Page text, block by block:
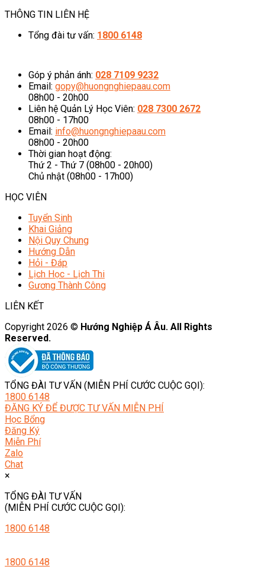
THÔNG TIN LIÊN HỆ
Tổng đài tư vấn: 1800 6148
Góp ý phản ánh: 028 7109 9232
Email: gopy@huongnghiepaau.com
08h00 - 20h00
Liên hệ Quản Lý Học Viên: 028 7300 2672
08h00 - 17h00
Email: info@huongnghiepaau.com
08h00 - 20h00
Thời gian hoạt động:
Thứ 2 - Thứ 7 (08h00 - 20h00)
Chủ nhật (08h00 - 17h00)
HỌC VIÊN
Tuyển Sinh
Khai Giảng
Nội Quy Chung
Hướng Dẫn
Hỏi - Đáp
Lịch Học - Lịch Thi
Gương Thành Công
LIÊN KẾT
Copyright 2026 © Hướng Nghiệp Á Âu. All Rights
Reserved.
TỔNG ĐÀI TƯ VẤN (MIỄN PHÍ CƯỚC CUỘC GỌI):
1800 6148
ĐĂNG KÝ ĐỂ ĐƯỢC TƯ VẤN MIỄN PHÍ
Học Bổng
Đăng Ký
Miễn Phí
Zalo
Chat
×
TỔNG ĐÀI TƯ VẤN
(MIỄN PHÍ CƯỚC CUỘC GỌI):
1800 6148
1800 6148